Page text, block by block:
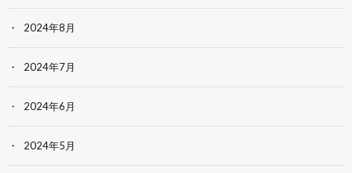
2024年8月
2024年7月
2024年6月
2024年5月